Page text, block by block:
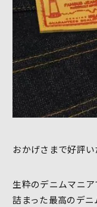
おかげさまで好評
生粋のデニムマニ
詰まった最高のデ